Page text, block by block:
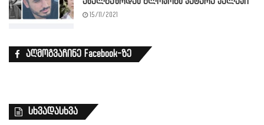
15/11/2021
აღმოგვაჩინე Facebook-ზე
სხვადასხვა